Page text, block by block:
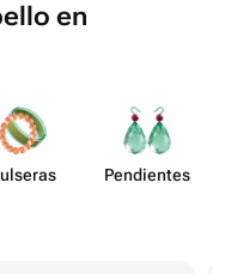
en
Pend​ientes